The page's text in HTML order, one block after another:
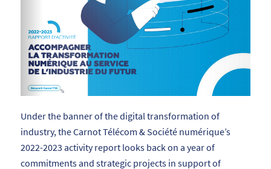
Under the banner of the digital transformation of
industry, the Carnot Télécom & Société numérique’s
2022-2023 activity report looks back on a year of
commitments and strategic projects in support of